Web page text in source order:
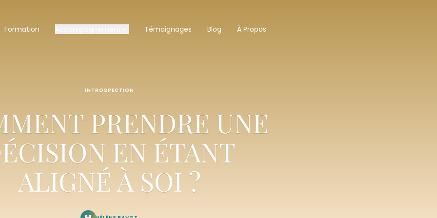
Formation Témoignages Blog À Propos
INTROSPECTION
PRENDRE UNE
EN ÉTANT
ALIGNÉ À SOI ?‍